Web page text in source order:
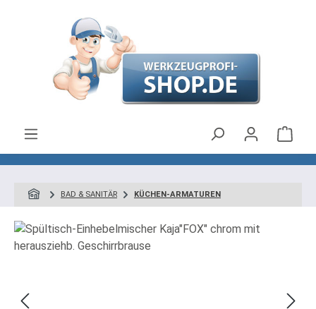
Zum Hauptinhalt springen
BAD & SANITÄR KÜCHEN-ARMATUREN
Bildergalerie überspringen